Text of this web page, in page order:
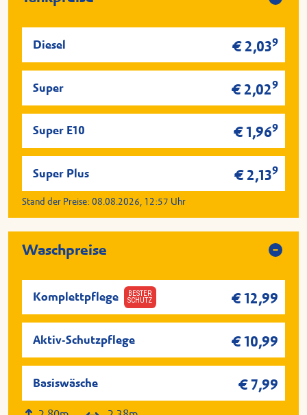
Diesel € 2,039
Super € 2,029
Super E10 € 1,969
Super Plus € 2,139
Stand der Preise: 08.08.2026, 12:57 Uhr
Waschpreise
Komplettpflege BESTER
SCHUTZ € 12,99
Aktiv-Schutzpflege € 10,99
Basiswäsche € 7,99